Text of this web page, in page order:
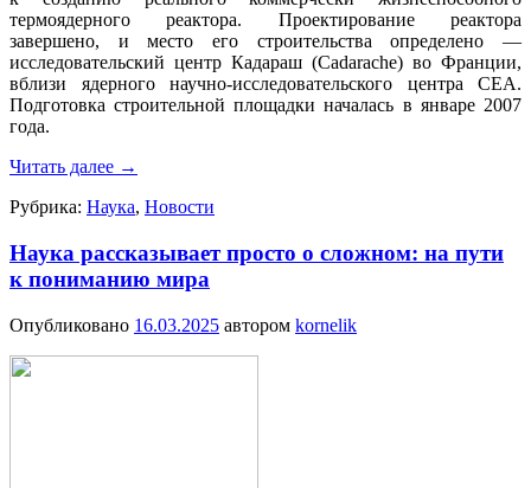
термоядерного реактора. Проектирование реактора
завершено, и место его строительства определено —
исследовательский центр Кадараш (Cadarache) во Франции,
вблизи ядерного научно-исследовательского центра CEA.
Подготовка строительной площадки началась в январе 2007
года.
Читать далее →
Рубрика: Наука, Новости
Наука рассказывает просто о сложном: на пути
к пониманию мира
Опубликовано 16.03.2025 автором kornelik